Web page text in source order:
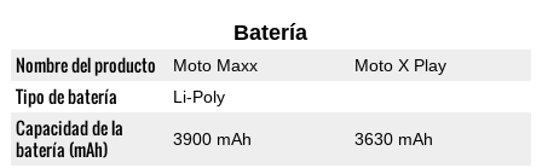
Batería
Nombre del producto Moto Maxx Moto X Play
Tipo de batería Li-Poly
Capacidad de la
batería (mAh)
3900 mAh 3630 mAh